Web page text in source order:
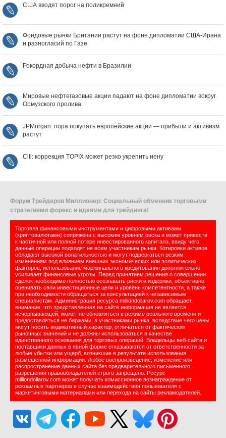
США вводят порог на поликремний
Фондовые рынки Британии растут на фоне дипломатии США‑Ирана
и разногласий по Газе
Рекордная добыча нефти в Бразилии
Мировые нефтегазовые акции падают на фоне дипломатии вокруг
Ормузского пролива
JPMorgan: пора покупать европейские акции — прибыли и активизм
растут
Citi: коррекция TOPIX может резко укрепить иену
Форум Трейдеров Миллионер: Социальный обменник торговыми
стратегиями форекс и идеями для трейдинга!
Торговля финансовыми инструментами и цифровыми активами
(криптовалютами) сопряжена с высоким уровнем риска и может привести
к частичной или полной потере инвестированного капитала, ввиду чего
данные операции подходят не всем участникам рынка. Котировки активов
обладают высокой волатильностью и могут подвергаться резким
изменениям под влиянием внешних экономических или политических
факторов; использование маржинального кредитования дополнительно
усиливает финансовые угрозы. Перед принятием решения о совершении
сделок необходимо полностью осознавать риски и издержки, объективно
оценивать свои инвестиционные цели и уровень компетентности, а также
при необходимости обращаться за консультацией к независимым
специалистам. Администрация ресурса milliondollarov.com обращает
внимание, что представленная на сайте информация не является
исчерпывающей, может не обновляться в режиме реального времени и
предоставляться не биржами, а участниками рынка, вследствие чего цены
могут носить индикативный характер, отличаться от фактических
рыночных значений и не должны использоваться в качестве
единственного основания для торговых операций. Владельцы веб-сайта и
поставщики данных в явной форме отказываются от ответственности за
любые убытки или ущерб, возникшие в результате использования
размещенной информации. Любое воспроизведение, изменение или
распространение данных сайта без предварительного письменного
разрешения правообладателей строго запрещено. Ресурс
milliondollarov.com может получать комиссионное вознаграждение от
рекламных партнеров в случае взаимодействия пользователя с
маркетинговыми материалами или перехода на сайты рекламодателей.